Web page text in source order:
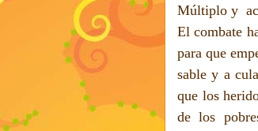
Múltiplo y
El combate
para que
sable y a
que los
de los